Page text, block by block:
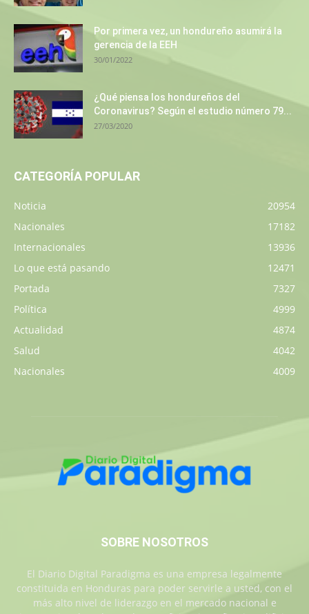
Por primera vez, un hondureño asumirá la
gerencia de la EEH
30/01/2022
¿Qué piensa los hondureños del
Coronavirus? Según el estudio número 79...
27/03/2020
CATEGORÍA POPULAR
Noticia
20954
Nacionales
17182
Internacionales
13936
Lo que está pasando
12471
Portada
7327
Política
4999
Actualidad
4874
Salud
4042
Nacionales
4009
SOBRE NOSOTROS
El Diario Digital Paradigma es una empresa legalmente
constituida en Honduras para poder servirle a usted, con el
más alto nivel de liderazgo en el mercado nacional e